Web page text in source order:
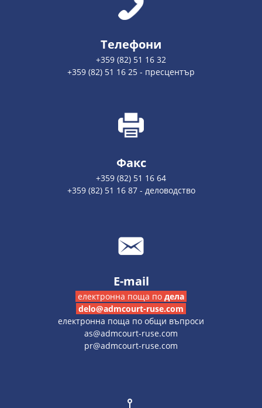
Телефони
+359 (82) 51 16 32
+359 (82) 51 16 25 - пресцентър
Факс
+359 (82) 51 16 64
+359 (82) 51 16 87 - деловодство
E-mail
електронна поща по дела
delo@admcourt-ruse.com
електронна поща по общи въпроси
as@admcourt-ruse.com
pr@admcourt-ruse.com